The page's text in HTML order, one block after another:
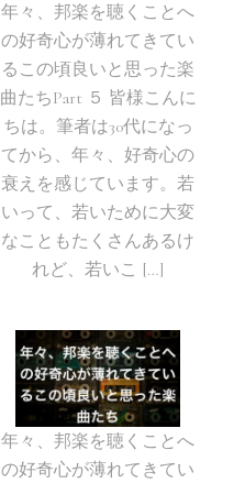
年々、邦楽を聴くことへ
の好奇心が薄れてきてい
るこの頃良いと思った楽
曲たちPart ５ 皆様こんに
ちは。筆者は30代になっ
てから、年々、好奇心の
衰えを感じています。若
いって、若いために大変
なこともたくさんあるけ
れど、若いこ […]
年々、邦楽を聴くことへ
の好奇心が薄れてきてい